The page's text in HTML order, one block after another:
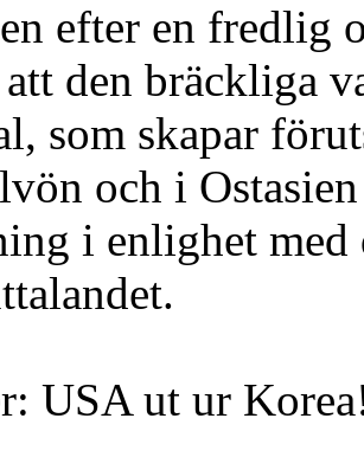
efter en fredlig
den bräckliga
som skapar
och i
i enlighet med
USA ut ur